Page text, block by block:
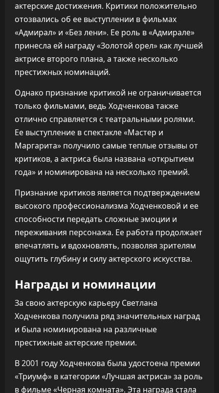
актерские достижения. Критики положительно
отозвались об ее выступлении в фильмах
«Адмирал» и «Без лени». Ее роль в «Адмирале»
принесла ей награду «Золотой орел» как лучшей
актрисе второго плана, а также несколько
престижных номинаций.
Однако признание критикой не ограничивается
только фильмами, ведь Ходченкова также
отлично справляется с театральными ролями.
Ее выступление в спектакле «Мастер и
Маргарита» получило самые теплые отзывы от
критиков, а актриса была названа «открытием
года» и номинирована на несколько премий.
Признание критиков является подтверждением
высокого профессионализма Ходченковой и ее
способности передать сложные эмоции и
переживания персонажа. Ее работа продолжает
впечатлять и вдохновлять, позволяя зрителям
ощутить глубину и силу актерского искусства.
Награды и номинации
За свою актерскую карьеру Светлана
Ходченкова получила ряд значительных наград
и была номинирована на различные
престижные актерские премии.
В 2001 году Ходченкова была удостоена премии
«Триумф» в категории «Лучшая актриса» за роль
в фильме «Черная комната». Эта награда стала